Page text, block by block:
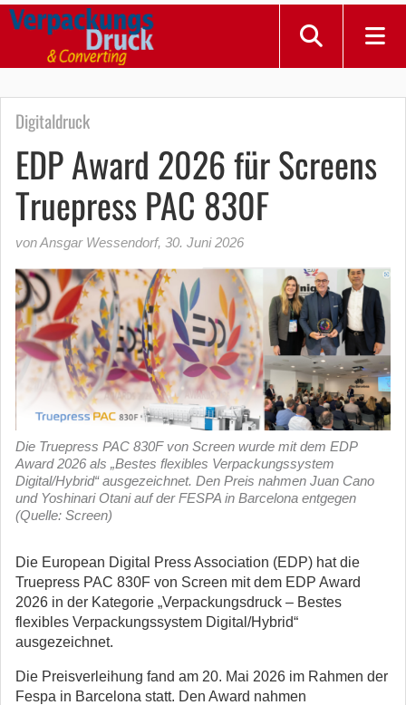
Digitaldruck
EDP Award 2026 für Screens
Truepress PAC 830F
von Ansgar Wessendorf, 30. Juni 2026
Die Truepress PAC 830F von Screen wurde mit dem EDP
Award 2026 als „Bestes flexibles Verpackungssystem
Digital/Hybrid“ ausgezeichnet. Den Preis nahmen Juan Cano
und Yoshinari Otani auf der FESPA in Barcelona entgegen
(Quelle: Screen)
Die European Digital Press Association (EDP) hat die
Truepress PAC 830F von Screen mit dem EDP Award
2026 in der Kategorie „Verpackungsdruck – Bestes
flexibles Verpackungssystem Digital/Hybrid“
ausgezeichnet.
Die Preisverleihung fand am 20. Mai 2026 im Rahmen der
Fespa in Barcelona statt. Den Award nahmen